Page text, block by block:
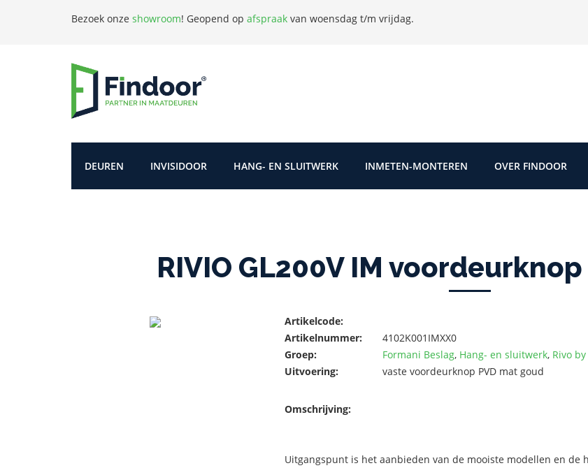
Bezoek onze showroom! Geopend op afspraak van woensdag t/m vrijdag.
DEUREN INVISIDOOR HANG- EN SLUITWERK INMETEN-MONTEREN OVER FINDOOR
RIVIO GL200V IM
Artikelcode:
Artikelnummer:
4102K001IMXX0
Groep:
Formani Beslag, Hang- en sluitwerk, Rivo
Uitvoering:
vaste voordeurknop PVD mat goud
Omschrijving:
Uitgangspunt is het aanbieden van de mooiste modellen en de